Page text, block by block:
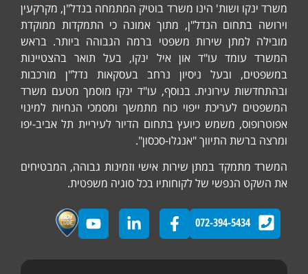
ושות' הינו משרד בוטיק המתמחה בנדל"ן, מקרקעין
בתחום הנדל"ן, מתוך אמונה כי התמקדות ממוקדת
למתן שירות משפטי ברמה הגבוהה ביותר. בראש
עומד עו"ד און איל ינקו, בעל תואר בהצטיינות
ובעל ניסיון נרחב בעסקאות נדל"ן מורכבות
עירונית. בנוסף, עו"ד ינקו מוסמך מטעם משרד
לעריכת ייפוי כוח מתמשך ומסמכי הנחיות למינוי
משמש כיועץ בתחום הדיור לעיריית תל אביב-יפו
ברשת התיווך "אנגלו-סכסון".
מתמקד במתן שירות אישי וזמינות גבוהה, המבטיחים
הנפשי של לקוחותיו בכל סוגיה משפטית.
072-394-5434